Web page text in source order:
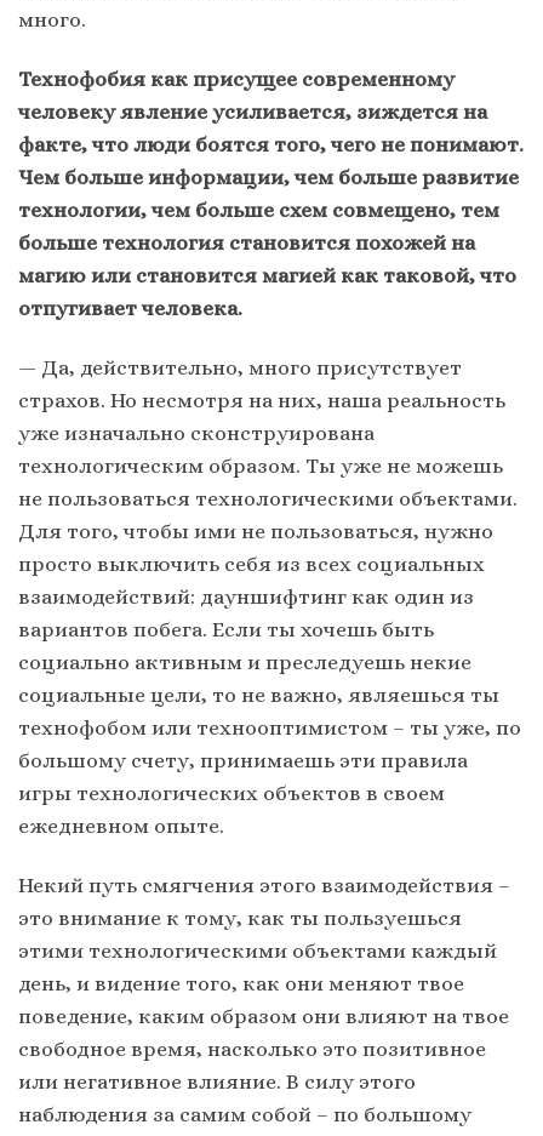
много.
Технофобия как присущее современному
человеку явление усиливается, зиждется на
факте, что люди боятся того, чего не понимают.
Чем больше информации, чем больше развитие
технологии, чем больше схем совмещено, тем
больше технология становится похожей на
магию или становится магией как таковой, что
отпугивает человека.
— Да, действительно, много присутствует
страхов. Но несмотря на них, наша реальность
уже изначально сконструирована
технологическим образом. Ты уже не можешь
не пользоваться технологическими объектами.
Для того, чтобы ими не пользоваться, нужно
просто выключить себя из всех социальных
взаимодействий: дауншифтинг как один из
вариантов побега. Если ты хочешь быть
социально активным и преследуешь некие
социальные цели, то не важно, являешься ты
технофобом или технооптимистом – ты уже, по
большому счету, принимаешь эти правила
игры технологических объектов в своем
ежедневном опыте.
Некий путь смягчения этого взаимодействия –
это внимание к тому, как ты пользуешься
этими технологическими объектами каждый
день, и видение того, как они меняют твое
поведение, каким образом они влияют на твое
свободное время, насколько это позитивное
или негативное влияние. В силу этого
наблюдения за самим собой – по большому